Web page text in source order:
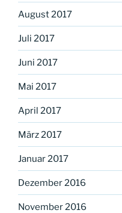
August 2017
Juli 2017
Juni 2017
Mai 2017
April 2017
März 2017
Januar 2017
Dezember 2016
November 2016